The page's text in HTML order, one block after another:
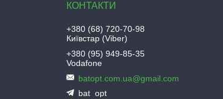
+380 (68) 720-70-98
Київстар (Viber)
+380 (95) 949-85-35
Vodafone
batopt.com.ua@gmail.com
bat_opt